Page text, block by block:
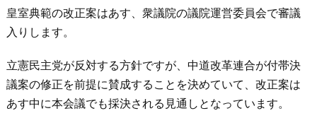
皇室典範の改正案はあす、衆議院の議院運営委員会で審議
入りします。
立憲民主党が反対する方針ですが、中道改革連合が付帯決
議案の修正を前提に賛成することを決めていて、改正案は
あす中に本会議でも採決される見通しとなっています。